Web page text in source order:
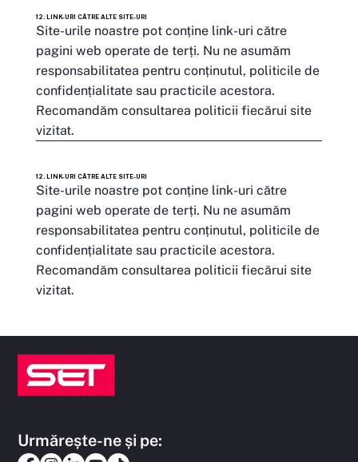
12. LINK-URI CĂTRE ALTE SITE-URI
Site-urile noastre pot conține link-uri către
pagini web operate de terți. Nu ne asumăm
responsabilitatea pentru conținutul, politicile de
confidențialitate sau practicile acestora.
Recomandăm consultarea politicii fiecărui site
vizitat.
12. LINK-URI CĂTRE ALTE SITE-URI
Site-urile noastre pot conține link-uri către
pagini web operate de terți. Nu ne asumăm
responsabilitatea pentru conținutul, politicile de
confidențialitate sau practicile acestora.
Recomandăm consultarea politicii fiecărui site
vizitat.
Urmărește-ne și pe: